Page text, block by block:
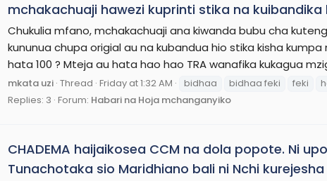
mchakachuaji hawezi kuprinti stika na kuibandika
Chukulia mfano, mchakachuaji ana kiwanda bubu cha
kununua chupa origial au na kubandua hio stika kisha
hata 100 ? Mteja au hata hao hao TRA wanafika kukagua
mkata uzi Thread Friday at 1:32 AM bidhaa bidhaa feki feki
Replies: 3 Forum: Habari na Hoja mchanganyiko
CHADEMA haijaikosea CCM na dola popote. Ni
Tunachotaka sio Maridhiano bali ni Nchi